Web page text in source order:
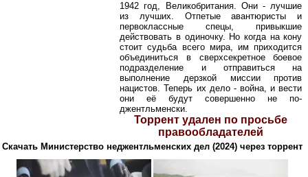
1942 год, Великобритания. Они - лучшие
из лучших. Отпетые авантюристы и
первоклассные спецы, привыкшие
действовать в одиночку. Но когда на кону
стоит судьба всего мира, им приходится
объединиться в сверхсекретное боевое
подразделение и отправиться на
выполнение дерзкой миссии против
нацистов. Теперь их дело - война, и вести
они её будут совершенно не по-
джентльменски.
Торрент удален по просьбе
правообладателей
Скачать Министерство неджентльменских дел (2024) через торрент